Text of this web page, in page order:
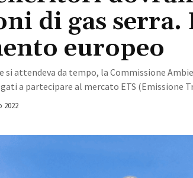
di gas
europeo
si attendeva da tempo, la Commissione
a partecipare al mercato ETS (Emissione
2022